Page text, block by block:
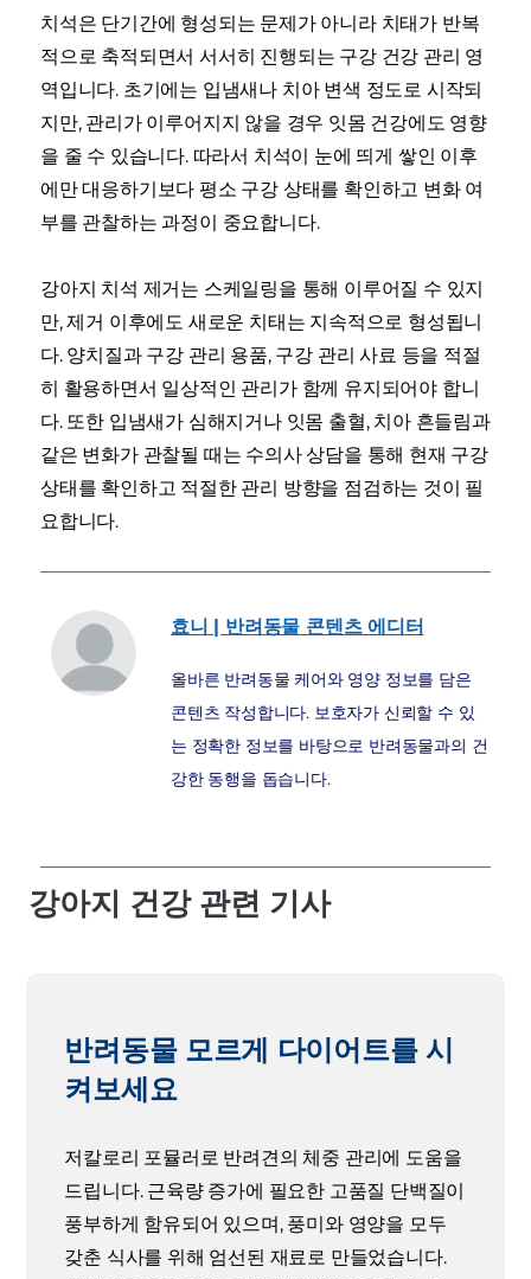
치석은 단기간에 형성되는 문제가 아니라 치태가 반복
적으로 축적되면서 서서히 진행되는 구강 건강 관리 영
역입니다. 초기에는 입냄새나 치아 변색 정도로 시작되
지만, 관리가 이루어지지 않을 경우 잇몸 건강에도 영향
을 줄 수 있습니다. 따라서 치석이 눈에 띄게 쌓인 이후
에만 대응하기보다 평소 구강 상태를 확인하고 변화 여
부를 관찰하는 과정이 중요합니다.
강아지 치석 제거는 스케일링을 통해 이루어질 수 있지
만, 제거 이후에도 새로운 치태는 지속적으로 형성됩니
다. 양치질과 구강 관리 용품, 구강 관리 사료 등을 적절
히 활용하면서 일상적인 관리가 함께 유지되어야 합니
다. 또한 입냄새가 심해지거나 잇몸 출혈, 치아 흔들림과
같은 변화가 관찰될 때는 수의사 상담을 통해 현재 구강
상태를 확인하고 적절한 관리 방향을 점검하는 것이 필
요합니다.
효니 | 반려동물 콘텐츠 에디터
올바른 반려동물 케어와 영양 정보를 담은
콘텐츠 작성합니다. 보호자가 신뢰할 수 있
는 정확한 정보를 바탕으로 반려동물과의 건
강한 동행을 돕습니다.
강아지 건강 관련 기사
반려동물 모르게 다이어트를 시
켜보세요
저칼로리 포뮬러로 반려견의 체중 관리에 도움을
드립니다. 근육량 증가에 필요한 고품질 단백질이
풍부하게 함유되어 있으며, 풍미와 영양을 모두
갖춘 식사를 위해 엄선된 재료로 만들었습니다.